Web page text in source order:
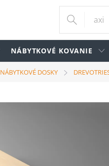
NÁBYTKOVÉ KOVANIE
NÁBYTKOVÉ DOSKY